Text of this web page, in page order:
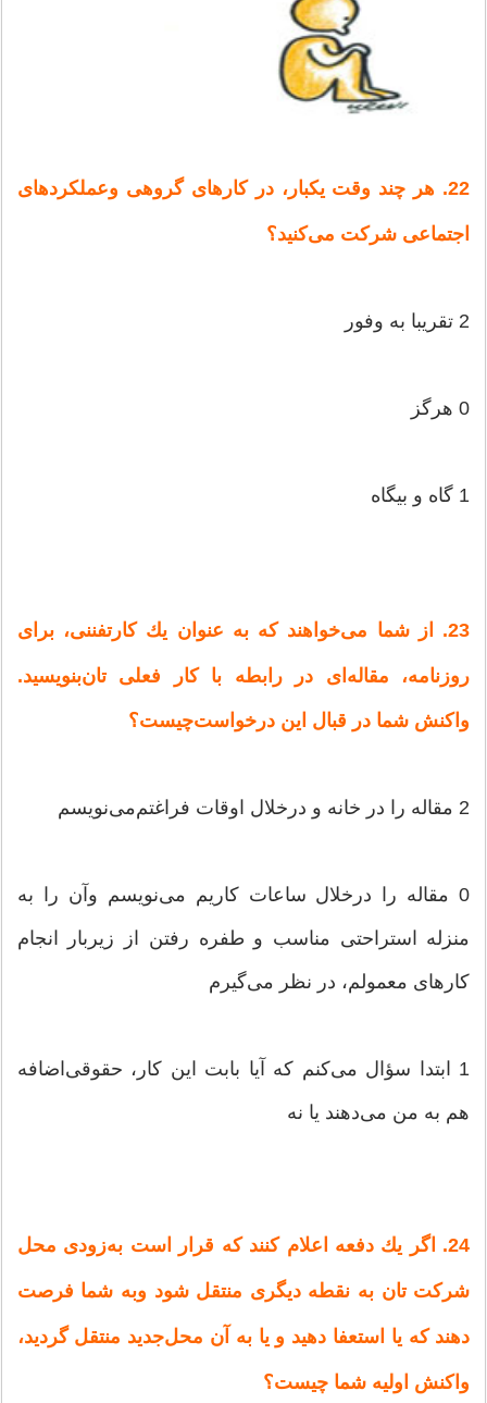
22. هر چند وقت‌ یكبار، در كارهای‌ گروهی‌ وعملكردهای‌
اجتماعی‌ شركت‌ می‌كنید؟
2 تقریبا به‌ وفور
0 هرگز
1 گاه‌ و بیگاه‌
23. از شما می‌خواهند كه‌ به‌ عنوان‌ یك‌ كارتفننی‌، برای‌
روزنامه‌، مقاله‌ای‌ در رابطه‌ با كار فعلی‌ تان‌بنویسید.
واكنش‌ شما در قبال‌ این‌ درخواست‌چیست‌؟
2 مقاله‌ را در خانه‌ و درخلال‌ اوقات‌ فراغتم‌می‌نویسم‌
0 مقاله‌ را درخلال‌ ساعات‌ كاریم‌ می‌نویسم‌ وآن‌ را به‌
منزله‌ استراحتی‌ مناسب‌ و طفره‌ رفتن‌ از زیربار انجام‌
كارهای‌ معمولم‌، در نظر می‌گیرم‌
1 ابتدا سؤال‌ می‌كنم‌ كه‌ آیا بابت‌ این‌ كار، حقوقی‌اضافه‌
هم‌ به‌ من‌ می‌دهند یا نه‌
24. اگر یك‌ دفعه‌ اعلام‌ كنند كه‌ قرار است‌ به‌زودی‌ محل‌
شركت‌ تان‌ به‌ نقطه‌ دیگری‌ منتقل‌ شود وبه‌ شما فرصت‌
دهند كه‌ یا استعفا دهید و یا به‌ آن‌ محل‌جدید منتقل‌ گردید،
واكنش‌ اولیه‌ شما چیست‌؟